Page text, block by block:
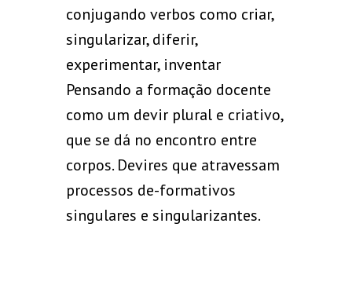
conjugando verbos como criar,
singularizar, diferir,
experimentar, inventar
Pensando a formação docente
como um devir plural e criativo,
que se dá no encontro entre
corpos. Devires que atravessam
processos de-formativos
singulares e singularizantes.